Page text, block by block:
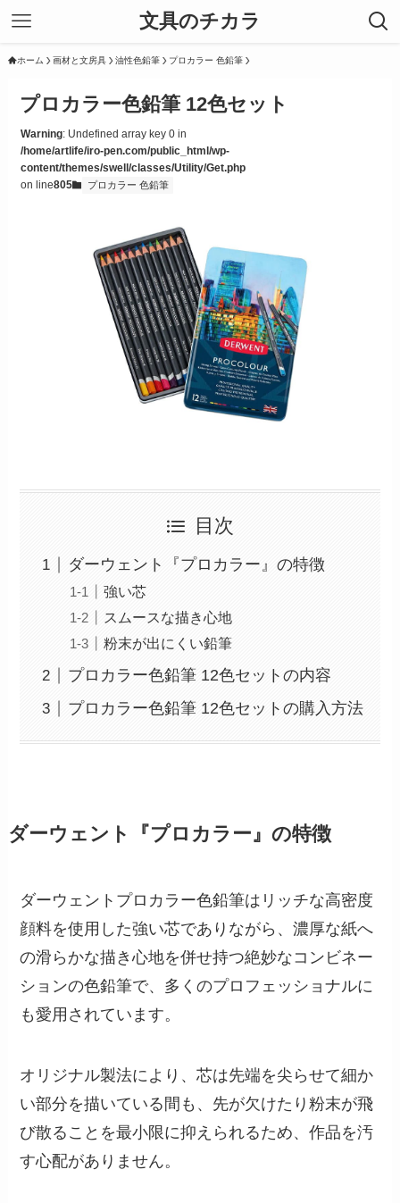
文具のチカラ
ホーム 画材と文房具 油性色鉛筆 プロカラー 色鉛筆
プロカラー色鉛筆 12色セット
Warning: Undefined array key 0 in
/home/artlife/iro-pen.com/public_html/wp-
content/themes/swell/classes/Utility/Get.php
on line805 プロカラー 色鉛筆
目次
ダーウェント『プロカラー』の特徴
強い芯
スムースな描き心地
粉末が出にくい鉛筆
プロカラー色鉛筆 12色セットの内容
プロカラー色鉛筆 12色セットの購入方法
ダーウェント『プロカラー』の特徴
ダーウェントプロカラー色鉛筆はリッチな高密度
顔料を使用した強い芯でありながら、濃厚な紙へ
の滑らかな描き心地を併せ持つ絶妙なコンビネー
ションの色鉛筆で、多くのプロフェッショナルに
も愛用されています。
オリジナル製法により、芯は先端を尖らせて細か
い部分を描いている間も、先が欠けたり粉末が飛
び散ることを最小限に抑えられるため、作品を汚
す心配がありません。